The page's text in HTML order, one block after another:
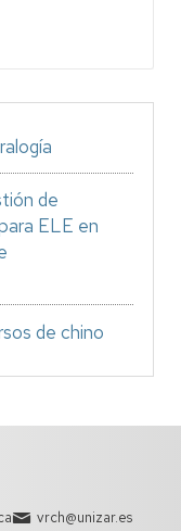
de
ELE en
de chino
vrch@unizar.es